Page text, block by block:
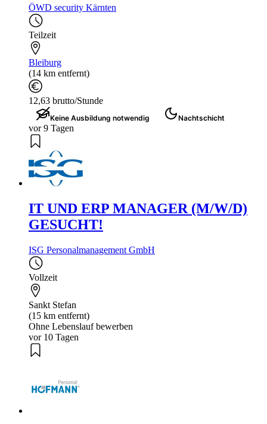
ÖWD security Kärnten
Teilzeit
Bleiburg
(14 km entfernt)
12,63 brutto/Stunde
Keine Ausbildung notwendig Nachtschicht
vor 9 Tagen
IT UND ERP MANAGER (M/W/D)
GESUCHT!
ISG Personalmanagement GmbH
Vollzeit
Sankt Stefan
(15 km entfernt)
Ohne Lebenslauf bewerben
vor 10 Tagen